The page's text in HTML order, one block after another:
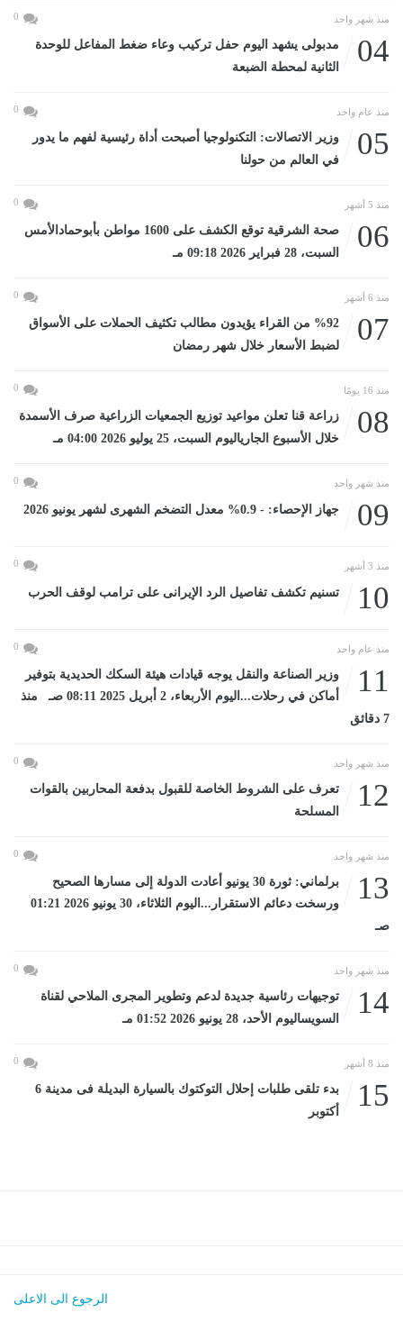
منذ شهر واحد 0
04
مدبولى يشهد اليوم حفل تركيب وعاء ضغط المفاعل للوحدة
الثانية لمحطة الضبعة
منذ عام واحد 0
05
وزير الاتصالات: التكنولوجيا أصبحت أداة رئيسية لفهم ما يدور
في العالم من حولنا
منذ 5 أشهر 0
06
صحة الشرقية توقع الكشف على 1600 مواطن بأبوحمادالأمس
السبت، 28 فبراير 2026 09:18 مـ
منذ 6 أشهر 0
07
%92 من القراء يؤيدون مطالب تكثيف الحملات على الأسواق
لضبط الأسعار خلال شهر رمضان
منذ 16 يومًا 0
08
زراعة قنا تعلن مواعيد توزيع الجمعيات الزراعية صرف الأسمدة
خلال الأسبوع الجارياليوم السبت، 25 يوليو 2026 04:00 مـ
منذ شهر واحد 0
09 جهاز الإحصاء: - 0.9% معدل التضخم الشهرى لشهر يونيو 2026
منذ 3 أشهر 0
10 تسنيم تكشف تفاصيل الرد الإيرانى على ترامب لوقف الحرب
منذ عام واحد 0
11
وزير الصناعة والنقل يوجه قيادات هيئة السكك الحديدية بتوفير
أماكن في رحلات...اليوم الأربعاء، 2 أبريل 2025 08:11 صـ منذ
7 دقائق
منذ شهر واحد 0
12
تعرف على الشروط الخاصة للقبول بدفعة المحاربين بالقوات
المسلحة
منذ شهر واحد 0
13
برلماني: ثورة 30 يونيو أعادت الدولة إلى مسارها الصحيح
ورسخت دعائم الاستقرار...اليوم الثلاثاء، 30 يونيو 2026 01:21
صـ
منذ شهر واحد 0
14
توجيهات رئاسية جديدة لدعم وتطوير المجرى الملاحي لقناة
السويساليوم الأحد، 28 يونيو 2026 01:52 مـ
منذ 8 أشهر 0
15
بدء تلقى طلبات إحلال التوكتوك بالسيارة البديلة فى مدينة 6
أكتوبر
الرجوع الى الاعلى